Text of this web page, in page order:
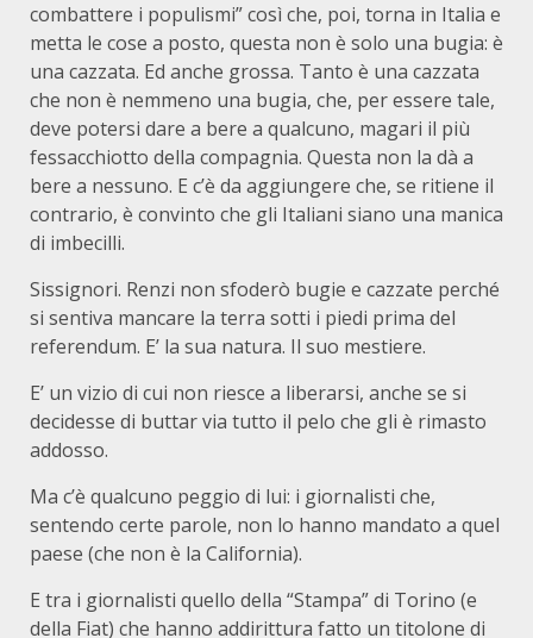
combattere i populismi” così che, poi, torna in Italia e
metta le cose a posto, questa non è solo una bugia: è
una cazzata. Ed anche grossa. Tanto è una cazzata
che non è nemmeno una bugia, che, per essere tale,
deve potersi dare a bere a qualcuno, magari il più
fessacchiotto della compagnia. Questa non la dà a
bere a nessuno. E c’è da aggiungere che, se ritiene il
contrario, è convinto che gli Italiani siano una manica
di imbecilli.
Sissignori. Renzi non sfoderò bugie e cazzate perché
si sentiva mancare la terra sotti i piedi prima del
referendum. E’ la sua natura. Il suo mestiere.
E’ un vizio di cui non riesce a liberarsi, anche se si
decidesse di buttar via tutto il pelo che gli è rimasto
addosso.
Ma c’è qualcuno peggio di lui: i giornalisti che,
sentendo certe parole, non lo hanno mandato a quel
paese (che non è la California).
E tra i giornalisti quello della “Stampa” di Torino (e
della Fiat) che hanno addirittura fatto un titolone di